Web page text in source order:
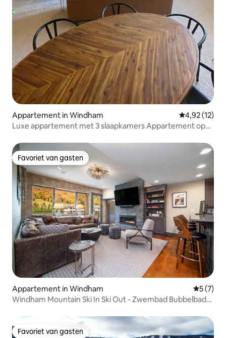
Appartement in Windham Gemiddelde
4,92 (12)
Luxe appartement met 3 slaapkamers Appartement op
Favoriet van gasten
Favoriet van gasten
Appartement in Windham
5 (7)
Windham Mountain Ski In Ski Out - Zwembad Bubbelbad
Favoriet van gasten
Favoriet van gasten